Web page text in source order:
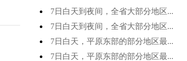
7日白天到夜间，全省大部分地区...
7日白天到夜间，全省大部分地区...
7日白天，平原东部的部分地区最...
7日白天，平原东部的部分地区最...